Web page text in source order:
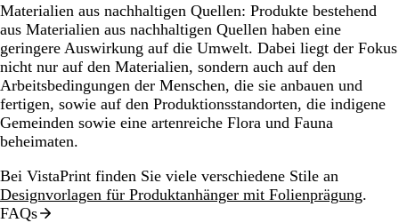
Materialien aus nachhaltigen Quellen: Produkte bestehend
aus Materialien aus nachhaltigen Quellen haben eine
geringere Auswirkung auf die Umwelt. Dabei liegt der Fokus
nicht nur auf den Materialien, sondern auch auf den
Arbeitsbedingungen der Menschen, die sie anbauen und
fertigen, sowie auf den Produktionsstandorten, die indigene
Gemeinden sowie eine artenreiche Flora und Fauna
beheimaten.
Bei VistaPrint finden Sie viele verschiedene Stile an
Designvorlagen für Produktanhänger mit Folienprägung.
FAQs